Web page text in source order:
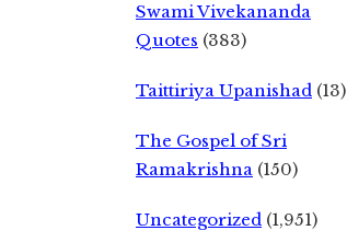
Swami Vivekananda
Quotes (383)
Taittiriya Upanishad (13)
The Gospel of Sri
Ramakrishna (150)
Uncategorized (1,951)